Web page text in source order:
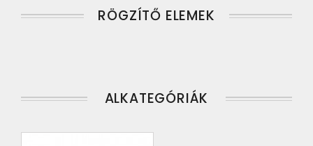
RÖGZÍTŐ ELEMEK
ALKATEGÓRIÁK